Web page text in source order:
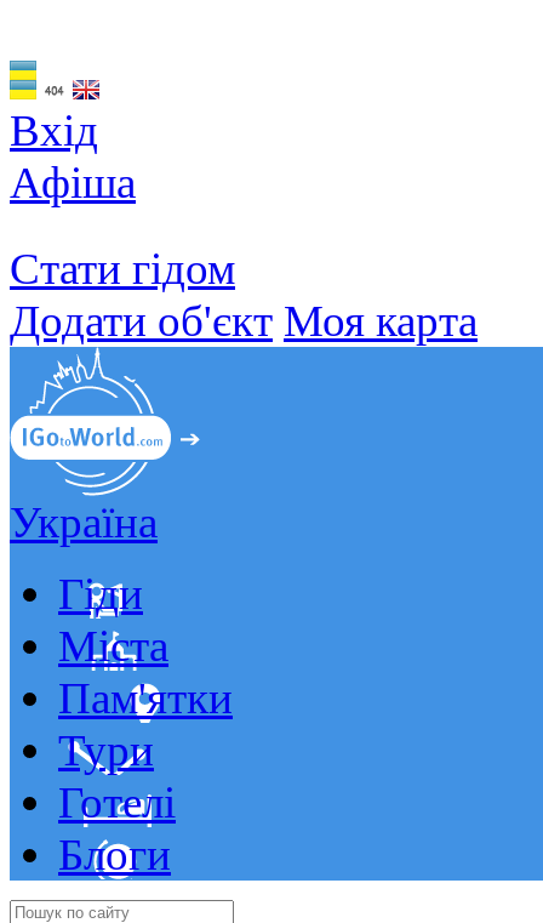
Вхід
Афіша
Стати гідом
Додати об'єкт Моя карта
Україна
Гіди
Міста
Пам'ятки
Тури
Готелі
Блоги